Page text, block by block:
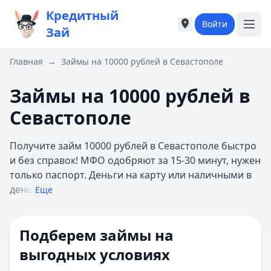
Кредитный
Зай
Города России
Москва
Екатеринбург
Казань
Б
Барнаул
Белгород
Города России
Москва
Екатеринбург
Казань
Б
Барнаул
Белгород
Войти
Главная → Займы на 10000 рублей в Севастополе
Займы на 10000 рублей в
Севастополе
Получите займ 10000 рублей в Севастополе быстро
и без справок! МФО одобряют за 15-30 минут, нужен
только паспорт. Деньги на карту или наличными в
день Еще
Подберем займы на
выгодных условиях